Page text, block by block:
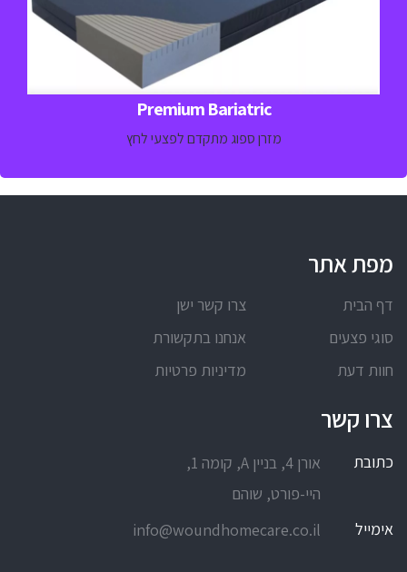
Premium Bariatric
מזרן ספוג מתקדם לפצעי לחץ
מתאים למטופלים במשקל כבד – עד 318.8 ק"ג
למידע נוסף חייגו
03-5329157
מפת אתר
דף הבית
צרו קשר ישן
סוגי פצעים
אנחנו בתקשורת
חוות דעת
מדיניות פרטיות
צרו קשר
כתובת
אורן 4, בניין A, קומה 1,
היי-פורט, שוהם
אימייל
info@woundhomecare.co.il